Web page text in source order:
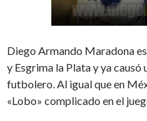
Diego Armando Maradona
y Esgrima la Plata y ya causó
futbolero. Al igual que en
«Lobo» complicado en el